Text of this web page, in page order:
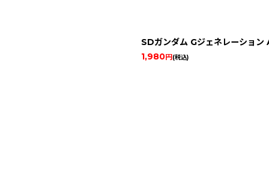
SDガンダム Gジェネレーショ
1,980円 (税込)